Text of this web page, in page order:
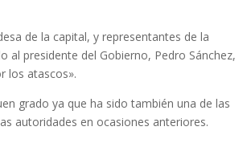
de la capital, y representantes de la
al presidente del Gobierno, Pedro Sánchez,
los atascos».
grado ya que ha sido también una de las
autoridades en ocasiones anteriores.